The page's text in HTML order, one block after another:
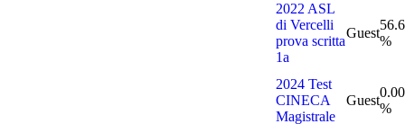
2022 ASL
di Vercelli
prova scritta
1a
Guest
%
2024 Test
CINECA
Magistrale
Guest
0.00
%